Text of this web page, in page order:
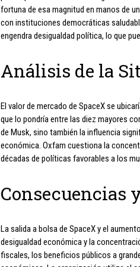
fortuna de esa magnitud en manos de
con instituciones democráticas
engendra desigualdad política, lo que
Análisis de la
El valor de mercado de SpaceX se
que lo pondría entre las diez mayores
de Musk, sino también la influencia
económica. Oxfam cuestiona la
décadas de políticas favorables a los
Consecuencias
La salida a bolsa de SpaceX y el
desigualdad económica y la
fiscales, los beneficios públicos a